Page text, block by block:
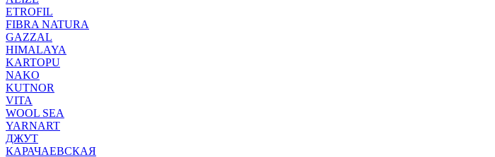
ETROFIL
FIBRA NATURA
GAZZAL
HIMALAYA
KARTOPU
NAKO
KUTNOR
VITA
WOOL SEA
YARNART
ДЖУТ
КАРАЧАЕВСКАЯ